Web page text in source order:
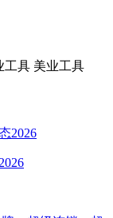
工具 美业工具